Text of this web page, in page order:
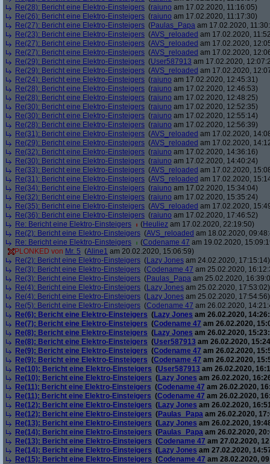
Re(28): Bericht eine Elektro-Einsteigers (raiuno am 17.02.2020, 11:16:05)
Re(26): Bericht eine Elektro-Einsteigers (raiuno am 17.02.2020, 11:17:30)
Re(27): Bericht eine Elektro-Einsteigers (Paulas_Papa am 17.02.2020,
Re(23): Bericht eine Elektro-Einsteigers (AVS_reloaded am 17.02.2020,
Re(27): Bericht eine Elektro-Einsteigers (AVS_reloaded am 17.02.2020,
Re(27): Bericht eine Elektro-Einsteigers (AVS_reloaded am 17.02.2020,
Re(29): Bericht eine Elektro-Einsteigers (User587913 am 17.02.2020,
Re(29): Bericht eine Elektro-Einsteigers (AVS_reloaded am 17.02.2020,
Re(24): Bericht eine Elektro-Einsteigers (raiuno am 17.02.2020, 12:45:31)
Re(28): Bericht eine Elektro-Einsteigers (raiuno am 17.02.2020, 12:46:53)
Re(28): Bericht eine Elektro-Einsteigers (raiuno am 17.02.2020, 12:48:25)
Re(30): Bericht eine Elektro-Einsteigers (raiuno am 17.02.2020, 12:52:35)
Re(30): Bericht eine Elektro-Einsteigers (raiuno am 17.02.2020, 12:55:14)
Re(28): Bericht eine Elektro-Einsteigers (raiuno am 17.02.2020, 12:56:39)
Re(31): Bericht eine Elektro-Einsteigers (AVS_reloaded am 17.02.2020,
Re(29): Bericht eine Elektro-Einsteigers (AVS_reloaded am 17.02.2020,
Re(32): Bericht eine Elektro-Einsteigers (raiuno am 17.02.2020, 14:36:16)
Re(30): Bericht eine Elektro-Einsteigers (raiuno am 17.02.2020, 14:40:24)
Re(33): Bericht eine Elektro-Einsteigers (AVS_reloaded am 17.02.2020,
Re(31): Bericht eine Elektro-Einsteigers (AVS_reloaded am 17.02.2020,
Re(34): Bericht eine Elektro-Einsteigers (raiuno am 17.02.2020, 15:34:04)
Re(32): Bericht eine Elektro-Einsteigers (raiuno am 17.02.2020, 15:35:24)
Re(35): Bericht eine Elektro-Einsteigers (AVS_reloaded am 17.02.2020,
Re(36): Bericht eine Elektro-Einsteigers (raiuno am 17.02.2020, 17:46:52)
Re: Bericht eine Elektro-Einsteigers
(Heuliez am 17.02.2020, 22:19:50)
Re(2): Bericht eine Elektro-Einsteigers (AVS_reloaded am 18.02.2020,
Re: Bericht eine Elektro-Einsteigers
(Codename 47 am 19.02.2020,
PLONKED von Mr. 5 (Aline1 am 20.02.2020, 15:06:59)
Re(2): Bericht eine Elektro-Einsteigers (Lazy Jones am 24.02.2020, 17:15:14)
Re(3): Bericht eine Elektro-Einsteigers (Codename 47 am 25.02.2020,
Re(3): Bericht eine Elektro-Einsteigers (Paulas_Papa am 25.02.2020,
Re(4): Bericht eine Elektro-Einsteigers (Lazy Jones am 25.02.2020, 17:53:02)
Re(4): Bericht eine Elektro-Einsteigers (Lazy Jones am 25.02.2020, 17:54:56)
Re(5): Bericht eine Elektro-Einsteigers (Codename 47 am 26.02.2020,
Re(6): Bericht eine Elektro-Einsteigers (Lazy Jones am 26.02.2020,
Re(7): Bericht eine Elektro-Einsteigers (Codename 47 am 26.02.2020,
Re(8): Bericht eine Elektro-Einsteigers (Lazy Jones am 26.02.2020,
Re(8): Bericht eine Elektro-Einsteigers (User587913 am 26.02.2020,
Re(9): Bericht eine Elektro-Einsteigers (Codename 47 am 26.02.2020,
Re(9): Bericht eine Elektro-Einsteigers (Codename 47 am 26.02.2020,
Re(10): Bericht eine Elektro-Einsteigers (User587913 am 26.02.2020,
Re(10): Bericht eine Elektro-Einsteigers (Lazy Jones am 26.02.2020,
Re(11): Bericht eine Elektro-Einsteigers (Codename 47 am 26.02.2020,
Re(11): Bericht eine Elektro-Einsteigers (Codename 47 am 26.02.2020,
Re(12): Bericht eine Elektro-Einsteigers (Lazy Jones am 26.02.2020,
Re(12): Bericht eine Elektro-Einsteigers (Paulas_Papa am 26.02.2020,
Re(13): Bericht eine Elektro-Einsteigers (Lazy Jones am 26.02.2020,
Re(14): Bericht eine Elektro-Einsteigers (Paulas_Papa am 26.02.2020,
Re(13): Bericht eine Elektro-Einsteigers (Codename 47 am 27.02.2020,
Re(14): Bericht eine Elektro-Einsteigers (Lazy Jones am 27.02.2020,
Re(15): Bericht eine Elektro-Einsteigers (Codename 47 am 28.02.2020,